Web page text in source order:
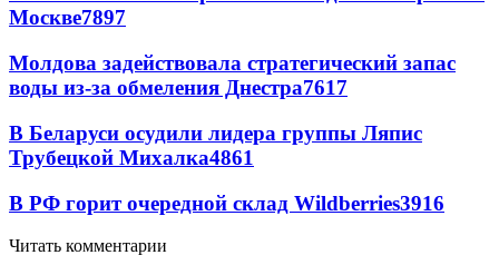
Москве7897
Молдова задействовала стратегический запас
воды из-за обмеления Днестра7617
В Беларуси осудили лидера группы Ляпис
Трубецкой Михалка4861
В РФ горит очередной склад Wildberries3916
Читать комментарии